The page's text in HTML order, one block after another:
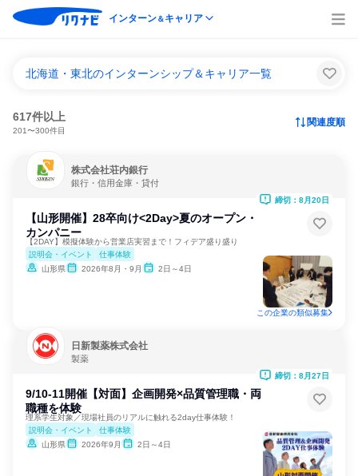
インターン＆キャリア
北海道・東北のインターンシップ＆キャリア一覧
617件以上
201〜300件目
関連度順
株式会社荘内銀行
銀行・信用金庫・貸付
【山形開催】28卒向け<2Day>夏のオープン・
カンパニー
【2DAY】模擬体験から営業店実習まで！フィデア盛り盛り
説明会・イベント
仕事体験
山形県
2026年8月・9月 2日～4日
締切：8月20日
この企業の類似募集
日新製薬株式会社
製薬
9/10-11開催【対面】企画開発×品質管理職・両
職種を体験
理系学生対象／現場社員のリアルに触れる2day仕事体験！
説明会・イベント
仕事体験
山形県
2026年9月 2日～4日
締切：8月27日